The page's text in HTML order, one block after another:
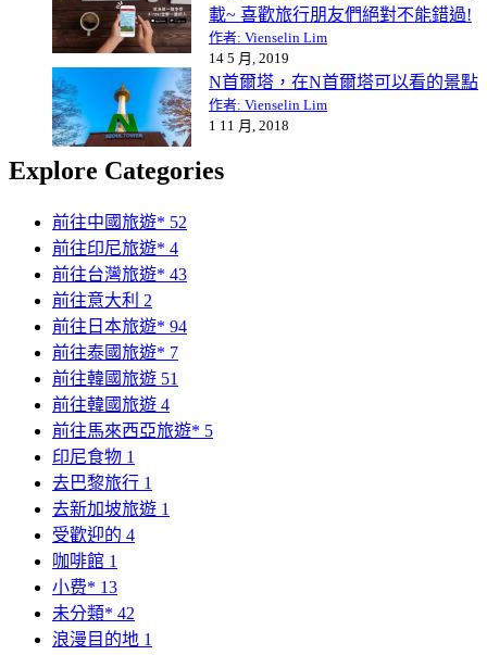
載~ 喜歡旅行朋友們絕對不能錯過!
作者: Vienselin Lim
14 5 月, 2019
N首爾塔，在N首爾塔可以看的景點
作者: Vienselin Lim
1 11 月, 2018
Explore Categories
前往中國旅遊* 52
前往印尼旅遊* 4
前往台灣旅遊* 43
前往意大利 2
前往日本旅遊* 94
前往泰國旅遊* 7
前往韓國旅遊 51
前往韓國旅遊 4
前往馬來西亞旅遊* 5
印尼食物 1
去巴黎旅行 1
去新加坡旅遊 1
受歡迎的 4
咖啡館 1
小费* 13
未分類* 42
浪漫目的地 1